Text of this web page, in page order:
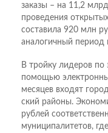
заказы – на 11,2
проведения
составила 920 млн
аналогичный период
В тройку лидеров
помощью
месяцев входят
ский районы.
рублей
муниципалитетов,